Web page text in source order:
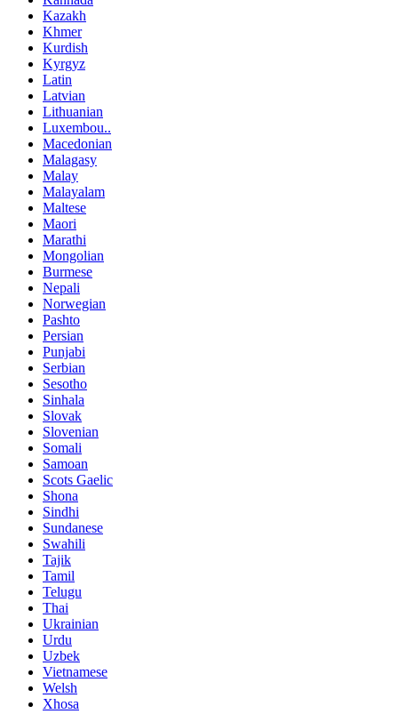
Kazakh
Khmer
Kurdish
Kyrgyz
Latin
Latvian
Lithuanian
Luxembou..
Macedonian
Malagasy
Malay
Malayalam
Maltese
Maori
Marathi
Mongolian
Burmese
Nepali
Norwegian
Pashto
Persian
Punjabi
Serbian
Sesotho
Sinhala
Slovak
Slovenian
Somali
Samoan
Scots Gaelic
Shona
Sindhi
Sundanese
Swahili
Tajik
Tamil
Telugu
Thai
Ukrainian
Urdu
Uzbek
Vietnamese
Welsh
Xhosa